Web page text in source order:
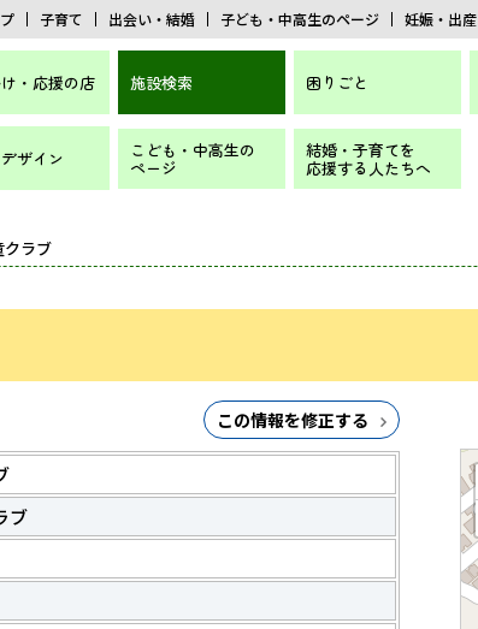
子育て 出会い・結婚 子ども・中高生のページ 妊娠・出産
・応援の店 施設検索 困りごと
ザイン こども・中高生の
ページ
結婚・子育てを
応援する人たちへ
クラブ
この情報を修正する
ブ